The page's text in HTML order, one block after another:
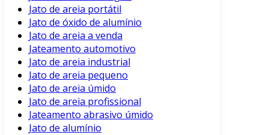
Jato de areia portátil
Jato de óxido de alumínio
Jato de areia a venda
Jateamento automotivo
Jato de areia industrial
Jato de areia pequeno
Jato de areia úmido
Jato de areia profissional
Jateamento abrasivo úmido
Jato de alumínio